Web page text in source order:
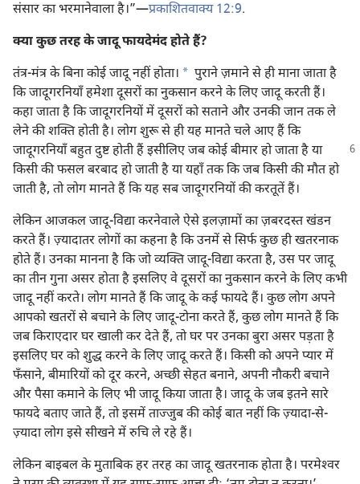
संसार का भरमानेवाला है।”—प्रकाशितवाक्य 12:9.
क्या कुछ तरह के जादू फायदेमंद होते हैं?
तंत्र-मंत्र के बिना कोई जादू नहीं होता। * पुराने ज़माने से ही माना जाता है
कि जादूगरनियाँ हमेशा दूसरों का नुकसान करने के लिए जादू करती हैं।
कहा जाता है कि जादूगरनियों में दूसरों को सताने और उनकी जान तक ले
लेने की शक्‍ति होती है। लोग शुरू से ही यह मानते चले आए हैं कि
जादूगरनियाँ बहुत दुष्ट होती हैं इसीलिए जब कोई बीमारहो जाता है या
किसी की फसल बरबाद हो जाती है या यहाँ तक कि जब किसी की मौत हो
जाती है, तो लोग मानते हैं कि यह सब जादूगरनियों की करतूतें हैं।
लेकिन आजकल जादू-विद्या करनेवाले ऐसे इलज़ामों का ज़बरदस्त खंडन
करते हैं। ज़्यादातर लोगों का कहना है कि उनमें से सिर्फ कुछ ही खतरनाक
होते हैं। उनका मानना है कि जो व्यक्‍ति जादू-विद्या करता है, उस पर जादू
का तीन गुना असर होता है इसलिए वे दूसरों का नुकसान करने के लिए कभी
जादू नहीं करते। लोग मानते हैं कि जादू के कई फायदे हैं। कुछ लोग अपने
आपको खतरों से बचाने के लिए जादू-टोना करते हैं, कुछ लोग मानते हैं कि
जब किराएदार घर खाली कर देते हैं, तो घर पर उनका बुरा असर पड़ता है
इसलिए घर को शुद्ध करने के लिए जादू करते हैं। किसी को अपने प्यार में
फँसाने, बीमारियों को दूर करने, अच्छी सेहत बनाने, अपनी नौकरी बचाने
और पैसा कमाने के लिए भी जादू किया जाता है। जादू के जब इतने सारे
फायदे बताए जाते हैं, तो इसमें ताज्जुब की कोई बात नहीं कि ज़्यादा-से-
ज़्यादा लोग इसे सीखने में रुचि ले रहे हैं।
लेकिन बाइबल के मुताबिक हर तरह का जादू खतरनाक होता है। परमेश्‍वर